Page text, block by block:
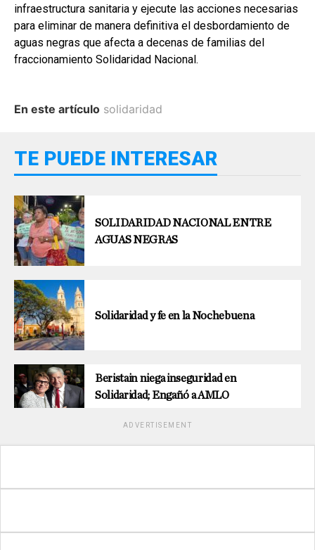
infraestructura sanitaria y ejecute las acciones necesarias
para eliminar de manera definitiva el desbordamiento de
aguas negras que afecta a decenas de familias del
fraccionamiento Solidaridad Nacional.
En este artículo solidaridad
TE PUEDE INTERESAR
SOLIDARIDAD NACIONAL ENTRE
AGUAS NEGRAS
Solidaridad y fe en la Nochebuena
Beristain niega inseguridad en
Solidaridad; Engañó a AMLO
ADVERTISEMENT